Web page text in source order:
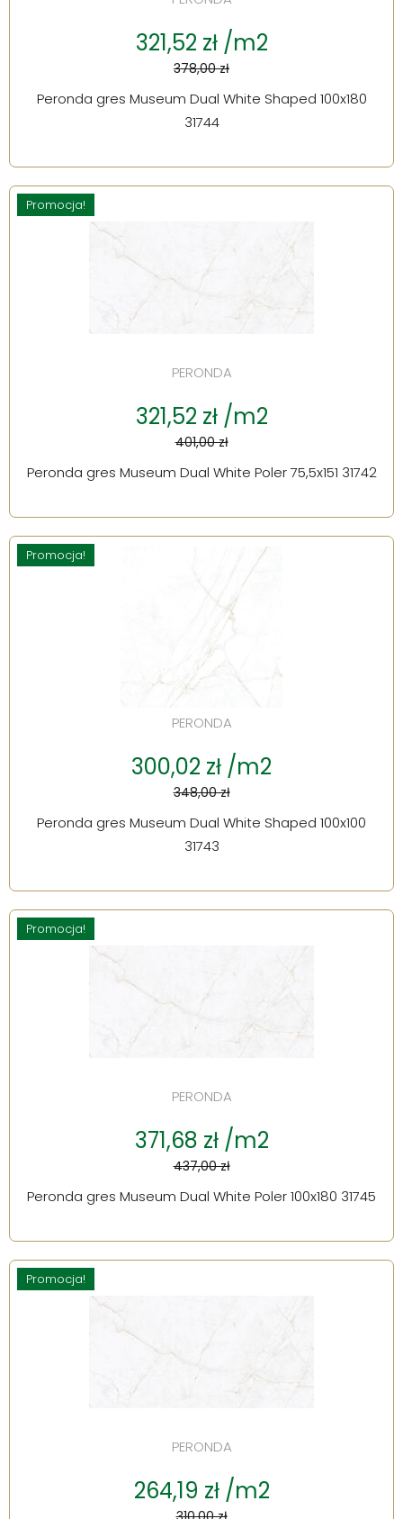
321,52 zł /m2
378,00 zł
Peronda gres Museum Dual White Shaped 100x180
31744
Promocja!
PERONDA
321,52 zł /m2
401,00 zł
Peronda gres Museum Dual White Poler 75,5x151 31742
Promocja!
PERONDA
300,02 zł /m2
348,00 zł
Peronda gres Museum Dual White Shaped 100x100
31743
Promocja!
PERONDA
371,68 zł /m2
437,00 zł
Peronda gres Museum Dual White Poler 100x180 31745
Promocja!
PERONDA
264,19 zł /m2